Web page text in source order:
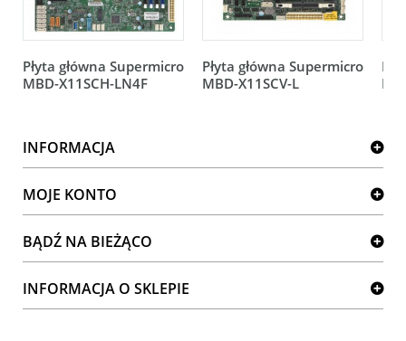
Płyta główna Supermicro
MBD-X11SCH-LN4F
Płyta główna Supermicro
MBD-X11SCV-L
INFORMACJA
MOJE KONTO
BĄDŹ NA BIEŻĄCO
INFORMACJA O SKLEPIE